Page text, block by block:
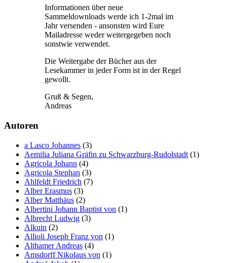
Informationen über neue
Sammeldownloads werde ich 1-2mal im
Jahr versenden - ansonsten wird Eure
Mailadresse weder weitergegeben noch
sonstwie verwendet.
Die Weitergabe der Bücher aus der
Lesekammer in jeder Form ist in der Regel
gewollt.
Gruß & Segen,
Andreas
Autoren
a Lasco Johannes (3)
Aemilia Juliana Gräfin zu Schwarzburg-Rudolstadt (1)
Agricola Johann (4)
Agricola Stephan (3)
Ahlfeldt Friedrich (7)
Alber Erasmus (3)
Alber Matthäus (2)
Albertini Johann Baptist von (1)
Albrecht Ludwig (3)
Alkuin (2)
Allioli Joseph Franz von (1)
Althamer Andreas (4)
Amsdorff Nikolaus von (1)